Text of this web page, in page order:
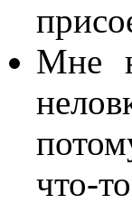
Мне
что-